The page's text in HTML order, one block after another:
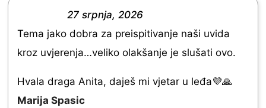
u
t
f
a
e
d
27 srpnja, 2026
Tema jako dobra za preispitivanje naši uvida
kroz uvjerenja…veliko olakšanje je slušati ovo.
Hvala draga Anita, daješ mi vjetar u leđa💜🙏
Marija Spasic